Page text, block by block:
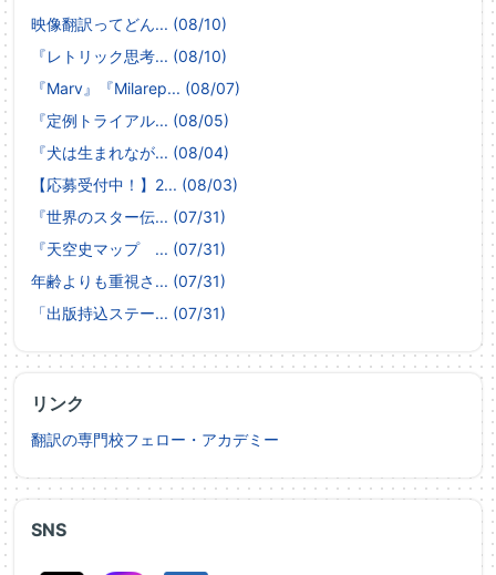
SNS
映像翻訳ってどん... (08/10)
『レトリック思考... (08/10)
『Marv』『Milarep... (08/07)
『定例トライアル... (08/05)
『犬は生まれなが... (08/04)
【応募受付中！】2... (08/03)
『世界のスター伝... (07/31)
『天空史マップ ... (07/31)
年齢よりも重視さ... (07/31)
「出版持込ステー... (07/31)
リンク
翻訳の専門校フェロー・アカデミー